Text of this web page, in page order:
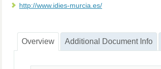
http://www.idies-murcia.es/
Overview Additional Document Info